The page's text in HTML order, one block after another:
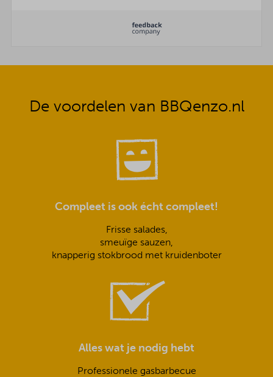
De voordelen van BBQenzo.nl
Compleet is ook écht compleet!
Frisse salades,
smeuïge sauzen,
knapperig stokbrood met kruidenboter
Alles wat je nodig hebt
Professionele gasbarbecue